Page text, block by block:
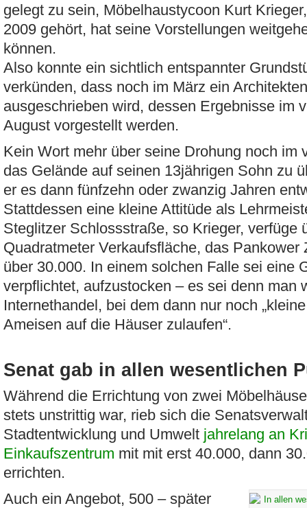
gelegt zu sein, Möbelhaustycoon Kurt
2009 gehört, hat seine Vorstellungen
können.
Also konnte ein sichtlich entspannter
verkünden, dass noch im März ein
ausgeschrieben wird, dessen Ergebnisse im
August vorgestellt werden.
Kein Wort mehr über seine Drohung noch im
das Gelände auf seinen 13jährigen Sohn zu
er es dann fünfzehn oder zwanzig Jahren
Stattdessen eine kleine Attitüde als
Steglitzer Schlossstraße, so Krieger, verfüge
Quadratmeter Verkaufsfläche, das Pankower
über 30.000. In einem solchen Falle sei eine
verpflichtet, aufzustocken – es sei denn man
Internethandel, bei dem dann nur noch
Ameisen auf die Häuser zulaufen“.
Senat gab in allen wesentlichen
Während die Errichtung von zwei
stets unstrittig war, rieb sich die
Stadtentwicklung und Umwelt jahrelang an
Einkaufszentrum mit mit erst 40.000, dann
errichten.
Auch ein Angebot, 500 – später